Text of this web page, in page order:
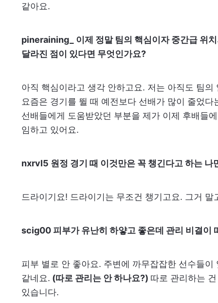
같아요.
pineraining_ 이제 정말 팀의 핵심이자 중간급 위
달라진 점이 있다면 무엇인가요?
아직 핵심이라고 생각 안하고요. 저는 아직도 팀
요즘은 경기를 뛸 때 예전보다 선배가 많이 줄었
선배들에게 도움받았던 부분을 제가 이제 후배들
임하고 있어요.
nxrvl5 원정 경기 때 이것만은 꼭 챙긴다고 하는
드라이기요! 드라이기는 무조건 챙기고요. 그거 말
scig00 피부가 유난히 하얗고 좋은데 관리 비결이
피부 별로 안 좋아요. 주변에 까무잡잡한 선수들
같네요. (따로 관리는 안 하나요?) 따로 관리하는
있습니다.